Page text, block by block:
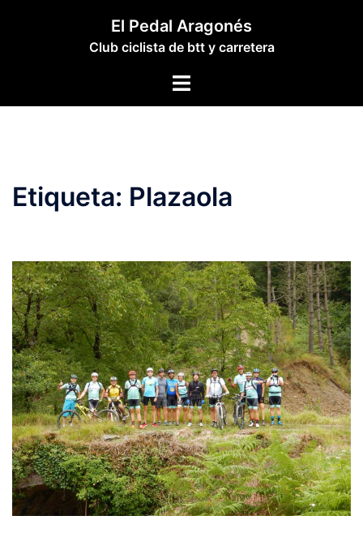
El Pedal Aragonés
Club ciclista de btt y carretera
Alternar
Etiqueta: Plazaola